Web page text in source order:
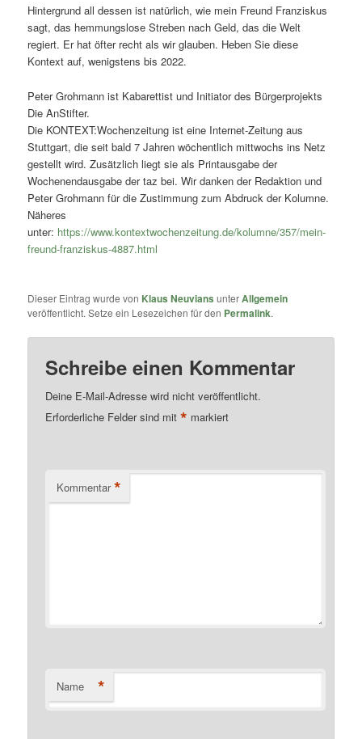
Hintergrund all dessen ist natürlich, wie mein Freund Franziskus
sagt, das hemmungslose Streben nach Geld, das die Welt
regiert. Er hat öfter recht als wir glauben. Heben Sie diese
Kontext auf, wenigstens bis 2022.
Peter Grohmann ist Kabarettist und Initiator des Bürgerprojekts
Die AnStifter.
Die KONTEXT:Wochenzeitung ist eine Internet-Zeitung aus
Stuttgart, die seit bald 7 Jahren wöchentlich mittwochs ins Netz
gestellt wird. Zusätzlich liegt sie als Printausgabe der
Wochenendausgabe der taz bei. Wir danken der Redaktion und
Peter Grohmann für die Zustimmung zum Abdruck der Kolumne.
Näheres
unter: https://www.kontextwochenzeitung.de/kolumne/357/mein-
freund-franziskus-4887.html
Dieser Eintrag wurde von Klaus Neuvians unterAllgemein
veröffentlicht. Setze ein Lesezeichen für den Permalink.
Schreibe einen Kommentar
Deine E-Mail-Adresse wird nicht veröffentlicht.
Erforderliche Felder sind mit* markiert
Kommentar *
Name *